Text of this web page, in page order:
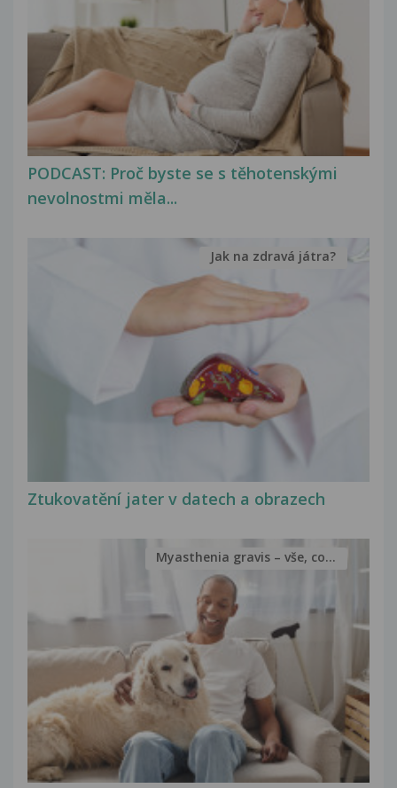
PODCAST: Proč byste se s těhotenskými
nevolnostmi měla...
Ztukovatění jater v datech a obrazech
Jak na zdravá játra?
Myasthenia gravis – vše, co...